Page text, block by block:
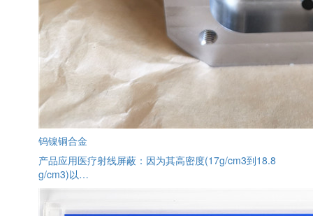
钨镍铜合金
产品应用医疗射线屏蔽：因为其高密度(17g/cm3到18.8
g/cm3)以…